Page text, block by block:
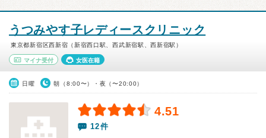
うつみやす子レディースクリニック
東京都新宿区西新宿（新宿西口駅、西武新宿駅、西新宿駅）
マイナ受付 女医在籍
日曜 朝（8:00〜）・夜（〜20:00）
4.51
12件